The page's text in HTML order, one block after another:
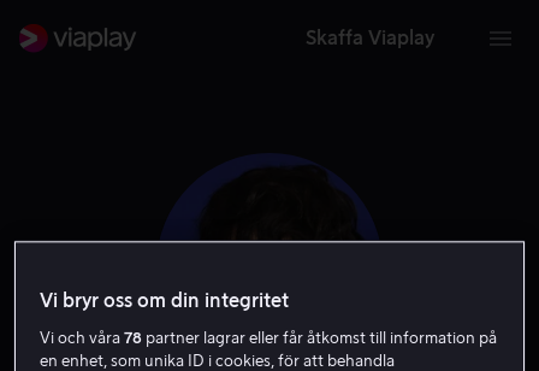
Skaffa Viaplay
Vi bryr oss om din integritet
Vi och våra78 partner lagrar eller får åtkomst till information på
en enhet, som unika ID i cookies, för att behandla